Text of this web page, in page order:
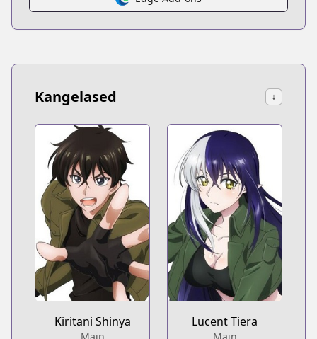
Kangelased ↓
Kiritani Shinya Lucent Tiera